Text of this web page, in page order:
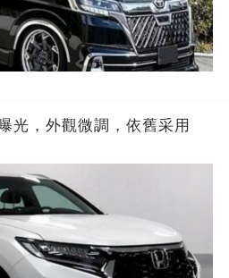
光，外觀微調，依舊采用